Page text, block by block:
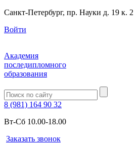
Санкт-Петербург, пр. Науки д. 19 к. 2
Войти
Академия
последипломного
образования
8 (981) 164 90 32
Вт-Сб 10.00-18.00
Заказать звонок